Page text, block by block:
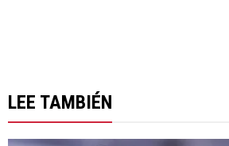
LEE TAMBIÉN